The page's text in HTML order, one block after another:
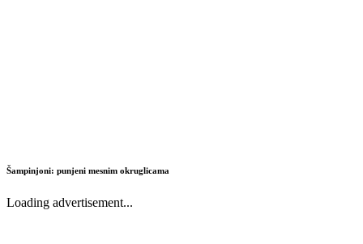
Šampinjoni: punjeni mesnim okruglicama
Loading advertisement...